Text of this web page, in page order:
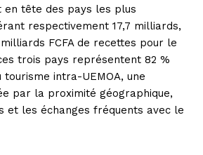
en tête des pays les plus
respectivement 17,7 milliards,
FCFA de recettes pour le
trois pays représentent 82 %
intra-UEMOA, une
par la proximité géographique,
et les échanges fréquents avec le